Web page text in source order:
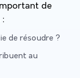
de
de résoudre ?
au